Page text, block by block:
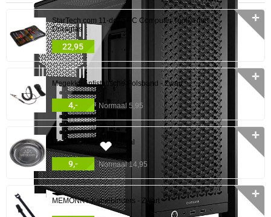
245x
StarTech.com 11-delig PC Computer Toolkit met
Draagtas
22,95
✛
Megekko Antistatische Polsband - Zwart
4,- Normaal 5,95
✛
Megekko Magneetschaal
9,- Normaal 14,95
✛
MEMONKY Kabelbinders - Zwart
✛